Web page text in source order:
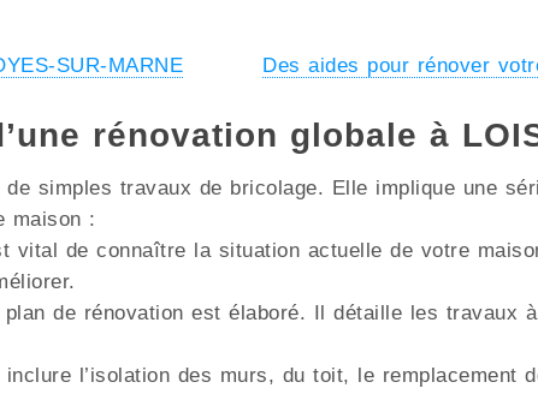
SUR-MARNE Des aides pour rénover
rénovation globale à
simples travaux de bricolage. Elle implique une
maison :
vital de connaître la situation actuelle de votre
de rénovation est élaboré. Il détaille les travaux
l’isolation des murs, du toit, le remplacement